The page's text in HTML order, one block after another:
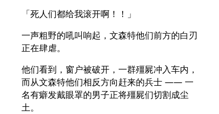
「死人们都给我滚开啊！！」
一声粗野的吼叫响起，文森特他们前方的白刃
正在肆虐。
他们看到，窗户被破开，一群殭屍冲入车内，
而从文森特他们相反方向赶来的兵士 —— 一
名有癖发戴眼罩的男子正将殭屍们切割成尘
土。